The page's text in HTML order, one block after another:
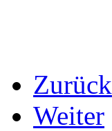
Zurück
Weiter